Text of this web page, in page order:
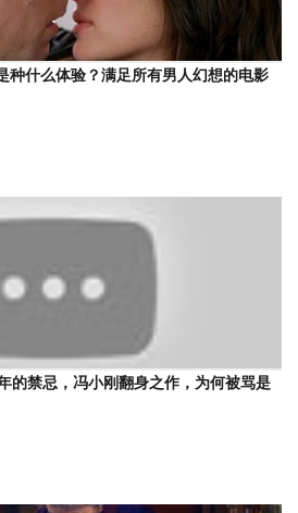
种什么体验？满足所有男人幻想的电影
的禁忌，冯小刚翻身之作，为何被骂是